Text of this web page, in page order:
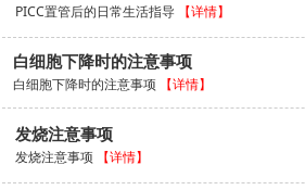
PICC置管后的日常生活指导 【详情】
白细胞下降时的注意事项
白细胞下降时的注意事项 【详情】
发烧注意事项
发烧注意事项 【详情】